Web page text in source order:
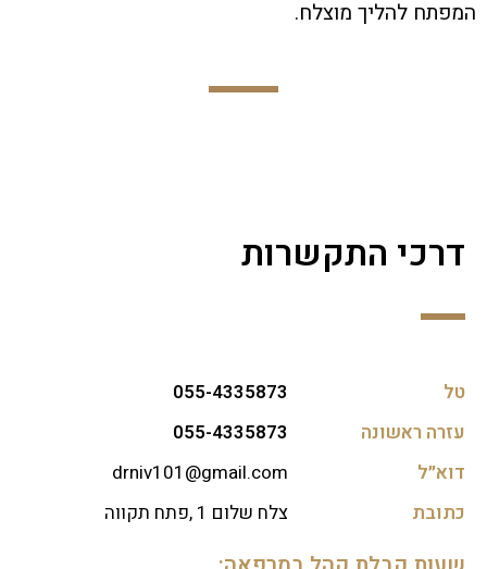
המפתח להליך מוצלח.
דרכי התקשרות
טל
055-4335873
עזרה ראשונה
055-4335873
דוא״ל
drniv101@gmail.com
כתובת
צלח שלום 1 ,פתח תקווה